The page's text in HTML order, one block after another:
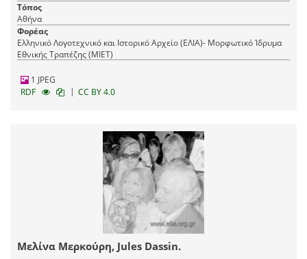
Τόπος
Αθήνα
Φορέας
Ελληνικό Λογοτεχνικό και Ιστορικό Αρχείο (ΕΛΙΑ)- Μορφωτικό Ίδρυμα
Εθνικής Τραπέζης (ΜΙΕΤ)
1 JPEG
RDF
| CC BY 4.0
Μελίνα Μερκούρη, Jules Dassin.